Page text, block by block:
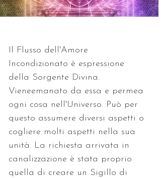
Il Flusso dell'Amore
Incondizionato è espressione
della Sorgente Divina.
Vieneemanato da essa e permea
ogni cosa nell'Universo. Può per
questo assumere diversi aspetti o
cogliere molti aspetti nella sua
unità. La richiesta arrivata in
canalizzazione è stata proprio
quella di creare un Sigillo di